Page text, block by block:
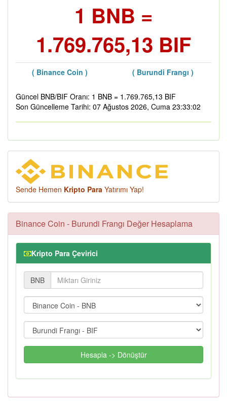
1 BNB =
1.769.765,13 BIF
( Binance Coin ) ( Burundi Frangı )
Güncel BNB/BIF Oranı: 1 BNB = 1.769.765,13 BIF
Son Güncelleme Tarihi: 07 Ağustos 2026, Cuma 23:33:02
Sende Hemen Kripto Para Yatırımı Yap!
Binance Coin - Burundi Frangı Değer Hesaplama
Kripto Para Çevirici
BNB
Hesapla -> Dönüştür